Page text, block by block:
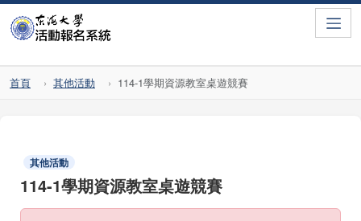
首頁 其他活動 114-1學期資源教室桌遊競賽
其他活動
114-1學期資源教室桌遊競賽